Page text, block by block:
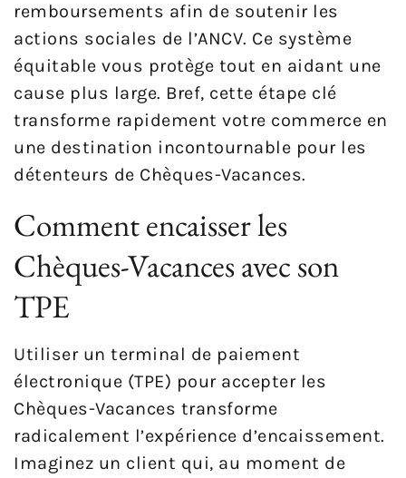
remboursements afin de soutenir les
actions sociales de l’ANCV. Ce système
équitable vous protège tout en aidant une
cause plus large. Bref, cette étape clé
transforme rapidement votre commerce en
une destination incontournable pour les
détenteurs de Chèques-Vacances.
Comment encaisser les
Chèques-Vacances avec son
TPE
Utiliser un terminal de paiement
électronique (TPE) pour accepter les
Chèques-Vacances transforme
radicalement l’expérience d’encaissement.
Imaginez un client qui, au moment de